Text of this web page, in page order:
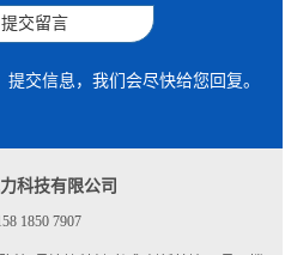
提交留言
交信息，我们会尽快给您回复。
科技有限公司
1850 7907